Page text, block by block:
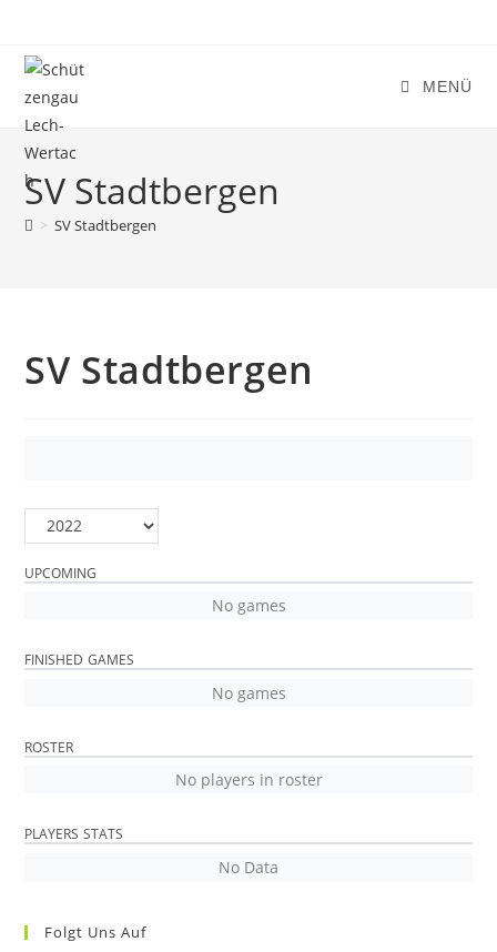
springen
MENÜ
SV Stadtbergen
> SV Stadtbergen
SV Stadtbergen
UPCOMING
No games
FINISHED GAMES
No games
ROSTER
No players in roster
PLAYERS STATS
No Data
Folgt Uns Auf